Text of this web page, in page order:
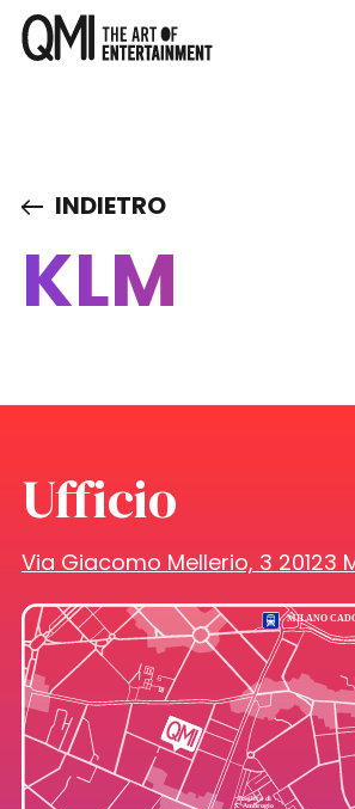
INDIETRO
KLM
Ufficio
Via Giacomo Mellerio, 3 20123